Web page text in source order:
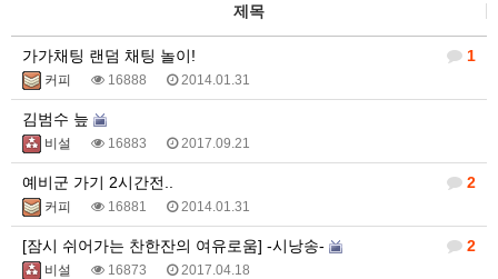
제목
1
가가채팅 랜덤 채팅 놀이!
커피 16888 2014.01.31
김범수 늪
비설 16883 2017.09.21
2
예비군 가기 2시간전..
커피 16881 2014.01.31
2
[잠시 쉬어가는 찬한잔의 여유로움] -시낭송-
비설 16873 2017.04.18